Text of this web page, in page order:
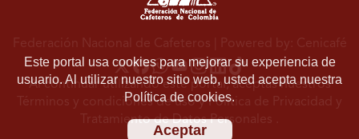
Este portal usa cookies para mejorar su experiencia de
usuario. Al utilizar nuestro sitio web, usted acepta nuestra
Política de cookies.
Aceptar
Federación Nacional de Cafeteros | Powered by: Cenicafé
Al continuar utilizando este portal, aceptas nuestros
Términos y condiciones de usoyPolítica de Privacidad y
Tratamiento de Datos Personales